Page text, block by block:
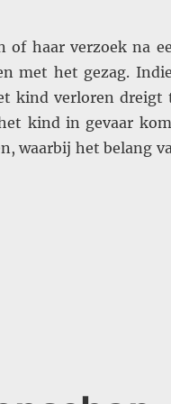
of haar verzoek na
met het gezag.
kind verloren dreigt
kind in gevaar
waarbij het belang